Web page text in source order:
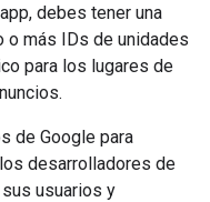
debes tener una
o más IDs de unidades
para los lugares de
de Google para
desarrolladores de
usuarios y